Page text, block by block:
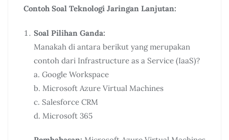
Contoh Soal Teknologi Jaringan Lanjutan:
Soal Pilihan Ganda:
Manakah di antara berikut yang merupakan
contoh dari Infrastructure as a Service (IaaS)?
a. Google Workspace
b. Microsoft Azure Virtual Machines
c. Salesforce CRM
d. Microsoft 365